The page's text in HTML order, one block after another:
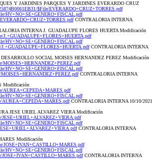
Y JARDINES PARQUES Y JARDINES EVERARDO CRUZ
$File/EVERARDO+CRUZ+TORRES.pdf
HV+NO+SE+GENERO+FISCAL.pdf
CONTRALORIA INTERNA
INTERNA J. GUADALUPE FLORES HUERTA Modificación
J.+GUADALUPE+FLORES+HUERTA.pdf
HV+NO+SE+GENERO+FISCAL.pdf
J.+GUADALUPE+FLORES+HUERTA.pdfCONTRALORIA INTERNA
SOCIAL MOISES HERNANDEZ PEREZ Modificación
MOISES+HERNANDEZ+PEREZ.pdf
HV+NO+SE+GENERO+FISCAL.pdf
MOISES+HERNANDEZ+PEREZ.pdfCONTRALORIA INTERNA
Modificación
AUREA+CEPEDA+MARES.pdf
HV+NO+SE+GENERO+FISCAL.pdf
AUREA+CEPEDA+MARES.pdfCONTRALORIA INTERNA 10/10/2021
JESE URIEL ALVAREZ VIERA Modificación
JESE+URIEL+ALVAREZ+VIERA.pdf
HV+NO+SE+GENERO+FISCAL.pdf
CONTRALORIA INTERNA
Modificación
JOSE+IVAN+CASTILLO+MARES.pdf
HV+NO+SE+GENERO+FISCAL.pdf
JOSE+IVAN+CASTILLO+MARES.pdfCONTRALORIA INTERNA